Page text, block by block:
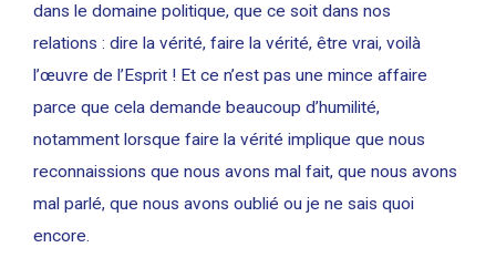
dans le domaine politique, que ce soit dans nos
relations : dire la vérité, faire la vérité, être vrai, voilà
l’œuvre de l’Esprit ! Et ce n’est pas une mince affaire
parce que cela demande beaucoup d’humilité,
notamment lorsque faire la vérité implique que nous
reconnaissions que nous avons mal fait, que nous avons
mal parlé, que nous avons oublié ou je ne sais quoi
encore.